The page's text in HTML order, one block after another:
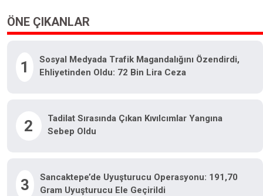
ÖNE ÇIKANLAR
1
Sosyal Medyada Trafik Magandalığını Özendirdi,
Ehliyetinden Oldu: 72 Bin Lira Ceza
2
Tadilat Sırasında Çıkan Kıvılcımlar Yangına
Sebep Oldu
3
Sancaktepe’de Uyuşturucu Operasyonu: 191,70
Gram Uyuşturucu Ele Geçirildi